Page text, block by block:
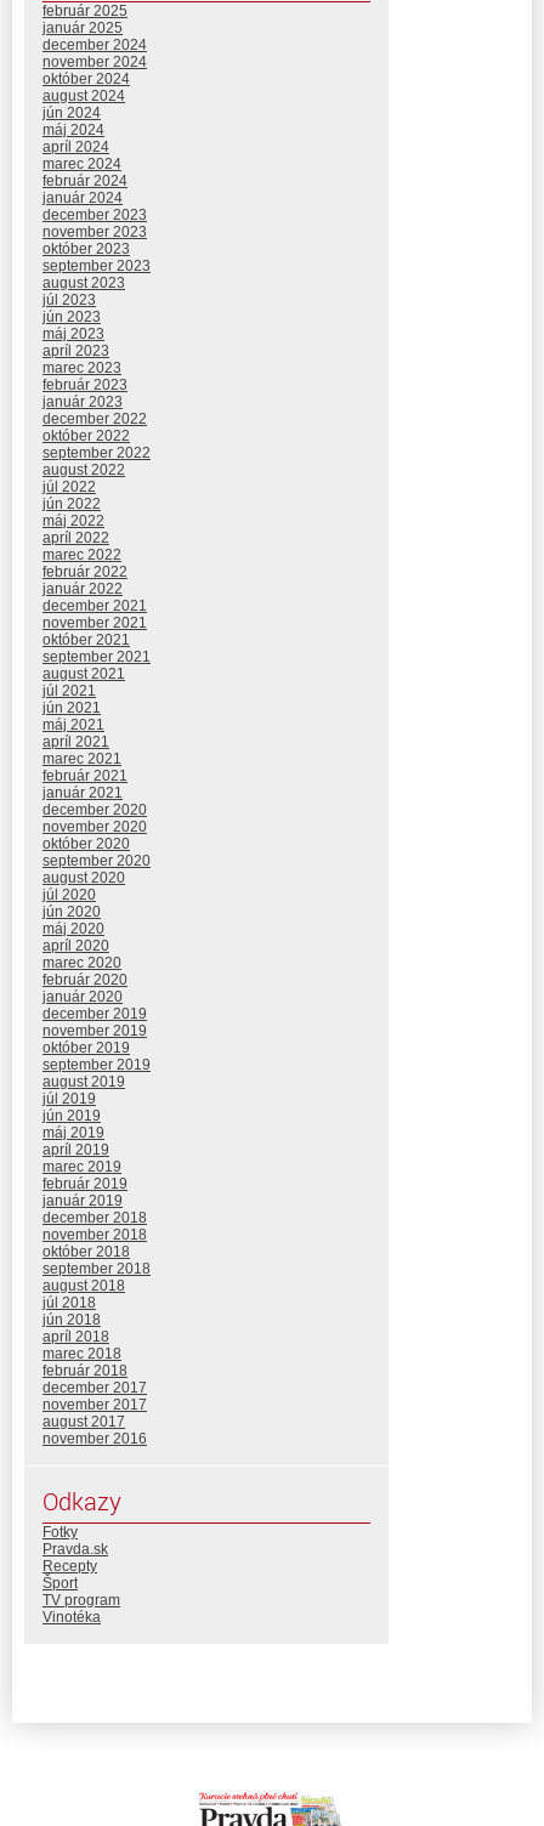
február 2025
január 2025
december 2024
november 2024
október 2024
august 2024
jún 2024
máj 2024
apríl 2024
marec 2024
február 2024
január 2024
december 2023
november 2023
október 2023
september 2023
august 2023
júl 2023
jún 2023
máj 2023
apríl 2023
marec 2023
február 2023
január 2023
december 2022
október 2022
september 2022
august 2022
júl 2022
jún 2022
máj 2022
apríl 2022
marec 2022
február 2022
január 2022
december 2021
november 2021
október 2021
september 2021
august 2021
júl 2021
jún 2021
máj 2021
apríl 2021
marec 2021
február 2021
január 2021
december 2020
november 2020
október 2020
september 2020
august 2020
júl 2020
jún 2020
máj 2020
apríl 2020
marec 2020
február 2020
január 2020
december 2019
november 2019
október 2019
september 2019
august 2019
júl 2019
jún 2019
máj 2019
apríl 2019
marec 2019
február 2019
január 2019
december 2018
november 2018
október 2018
september 2018
august 2018
júl 2018
jún 2018
apríl 2018
marec 2018
február 2018
december 2017
november 2017
august 2017
november 2016
Odkazy
Fotky
Pravda.sk
Recepty
Šport
TV program
Vinotéka